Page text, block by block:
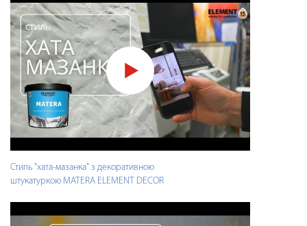
Стиль "хата-мазанка" з декоративною
штукатуркою MATERA ELEMENT DECOR